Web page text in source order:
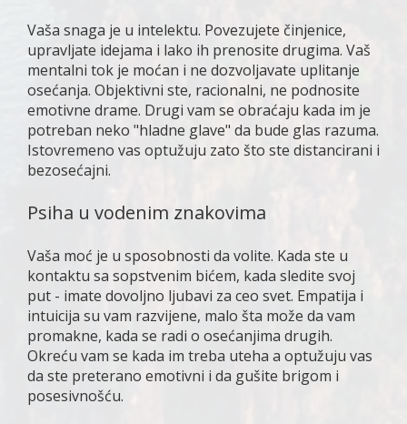
Vaša snaga je u intelektu. Povezujete činjenice,
upravljate idejama i lako ih prenosite drugima. Vaš
mentalni tok je moćan i ne dozvoljavate uplitanje
osećanja. Objektivni ste, racionalni, ne podnosite
emotivne drame. Drugi vam se obraćaju kada im je
potreban neko "hladne glave" da bude glas razuma.
Istovremeno vas optužuju zato što ste distancirani i
bezosećajni.
Psiha u vodenim znakovima
Vaša moć je u sposobnosti da volite. Kada ste u
kontaktu sa sopstvenim bićem, kada sledite svoj
put - imate dovoljno ljubavi za ceo svet. Empatija i
intuicija su vam razvijene, malo šta može da vam
promakne, kada se radi o osećanjima drugih.
Okreću vam se kada im treba uteha a optužuju vas
da ste preterano emotivni i da gušite brigom i
posesivnošću.